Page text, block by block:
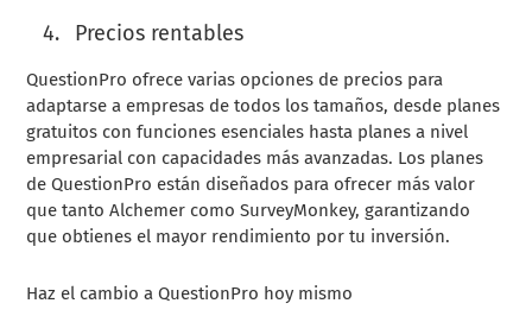
Precios rentables
QuestionPro ofrece varias opciones de precios para
adaptarse a empresas de todos los tamaños, desde planes
gratuitos con funciones esenciales hasta planes a nivel
empresarial con capacidades más avanzadas. Los planes
de QuestionPro están diseñados para ofrecer más valor
que tanto Alchemer como SurveyMonkey, garantizando
que obtienes el mayor rendimiento por tu inversión.
Haz el cambio a QuestionPro hoy mismo